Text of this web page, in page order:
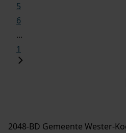
5
6
...
1
2048-BD Gemeente Wester-